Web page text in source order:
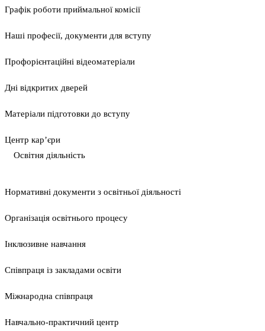
Графік роботи приймальної комісії
Наші професії, документи для вступу
Профорієнтаційні відеоматеріали
Дні відкритих дверей
Матеріали підготовки до вступу
Центр кар’єри
Освітня діяльність
Нормативні документи з освітньої діяльності
Організація освітнього процесу
Інклюзивне навчання
Співпраця із закладами освіти
Міжнародна співпраця
Навчально-практичний центр